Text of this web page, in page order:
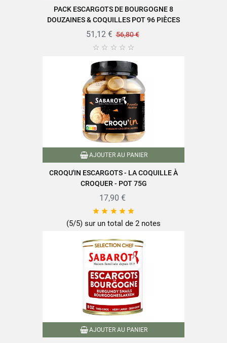
PACK ESCARGOTS DE BOURGOGNE 8
DOUZAINES & COQUILLES POT 96 PIÈCES
51,12 € 56,80 €
    
AJOUTER AU PANIER
CROQU'IN ESCARGOTS - LA COQUILLE À
CROQUER - POT 75G
17,90 €
    
(5/5) sur un total de 2 notes
AJOUTER AU PANIER